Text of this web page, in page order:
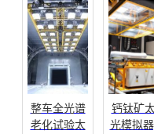
整车全光谱
老化试验太
钙钛矿
光模拟